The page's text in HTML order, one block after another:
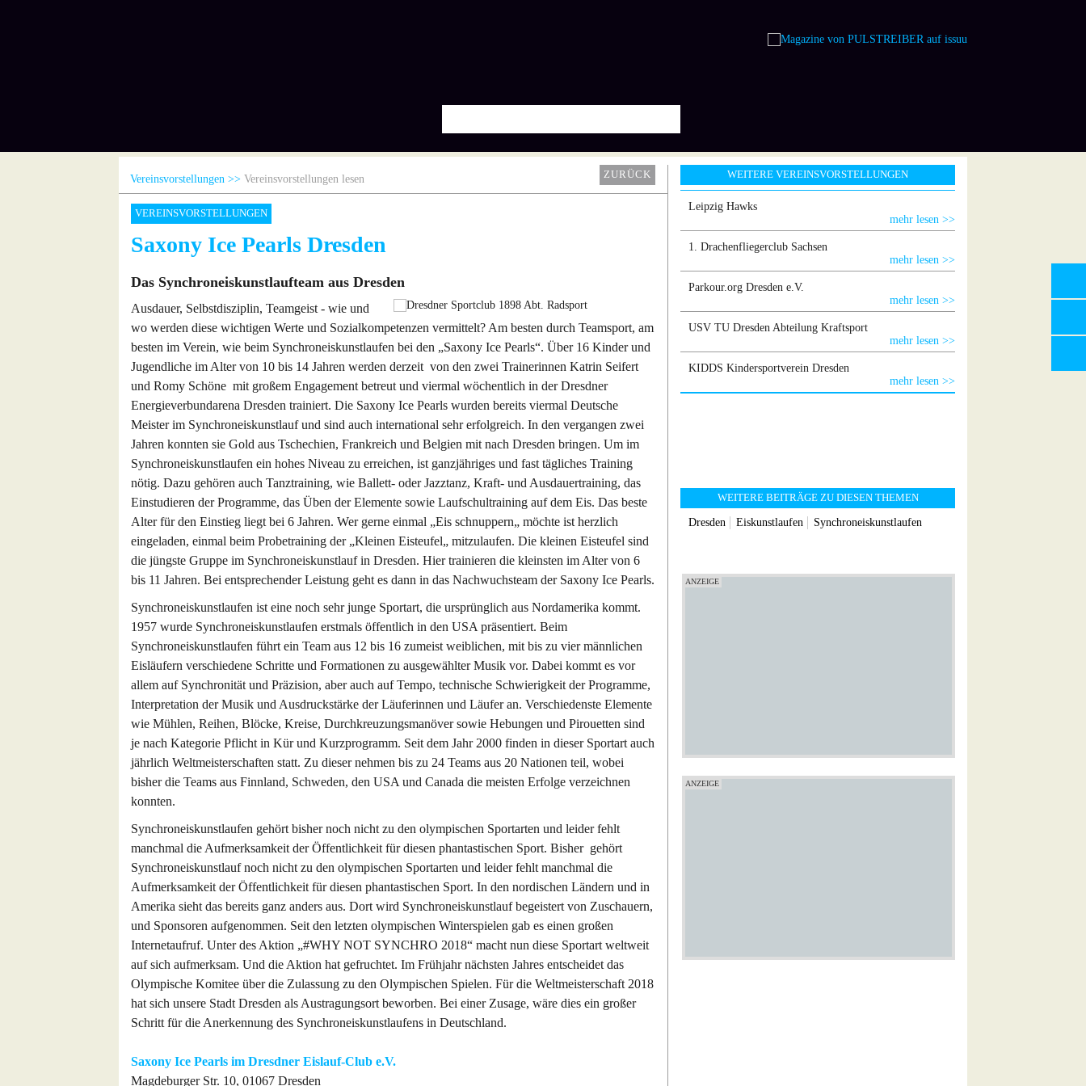
ZURÜCK
Vereinsvorstellungen Vereinsvorstellungen lesen
VEREINSVORSTELLUNGEN
Saxony Ice Pearls Dresden
Das Synchroneiskunstlaufteam aus Dresden
Ausdauer, Selbstdisziplin, Teamgeist - wie und
wo werden diese wichtigen Werte und Sozialkompetenzen vermittelt? Am besten durch Teamsport, am
besten im Verein, wie beim Synchroneiskunstlaufen bei den „Saxony Ice Pearls“. Über 16 Kinder und
Jugendliche im Alter von 10 bis 14 Jahren werden derzeit von den zwei Trainerinnen Katrin Seifert
und Romy Schöne mit großem Engagement betreut und viermal wöchentlich in der Dresdner
Energieverbundarena Dresden trainiert. Die Saxony Ice Pearls wurden bereits viermal Deutsche
Meister im Synchroneiskunstlauf und sind auch international sehr erfolgreich. In den vergangen zwei
Jahren konnten sie Gold aus Tschechien, Frankreich und Belgien mit nach Dresden bringen. Um im
Synchroneiskunstlaufen ein hohes Niveau zu erreichen, ist ganzjähriges und fast tägliches Training
nötig. Dazu gehören auch Tanztraining, wie Ballett- oder Jazztanz, Kraft- und Ausdauertraining, das
Einstudieren der Programme, das Üben der Elemente sowie Laufschultraining auf dem Eis. Das beste
Alter für den Einstieg liegt bei 6 Jahren. Wer gerne einmal „Eis schnuppern„ möchte ist herzlich
eingeladen, einmal beim Probetraining der „Kleinen Eisteufel„ mitzulaufen. Die kleinen Eisteufel sind
die jüngste Gruppe im Synchroneiskunstlauf in Dresden. Hier trainieren die kleinsten im Alter von 6
bis 11 Jahren. Bei entsprechender Leistung geht es dann in das Nachwuchsteam der Saxony Ice Pearls.
Synchroneiskunstlaufen ist eine noch sehr junge Sportart, die ursprünglich aus Nordamerika kommt.
1957 wurde Synchroneiskunstlaufen erstmals öffentlich in den USA präsentiert. Beim
Synchroneiskunstlaufen führt ein Team aus 12 bis 16 zumeist weiblichen, mit bis zu vier männlichen
Eisläufern verschiedene Schritte und Formationen zu ausgewählter Musik vor. Dabei kommt es vor
allem auf Synchronität und Präzision, aber auch auf Tempo, technische Schwierigkeit der Programme,
Interpretation der Musik und Ausdruckstärke der Läuferinnen und Läufer an. Verschiedenste Elemente
wie Mühlen, Reihen, Blöcke, Kreise, Durchkreuzungsmanöver sowie Hebungen und Pirouetten sind
je nach Kategorie Pflicht in Kür und Kurzprogramm. Seit dem Jahr 2000 finden in dieser Sportart auch
jährlich Weltmeisterschaften statt. Zu dieser nehmen bis zu 24 Teams aus 20 Nationen teil, wobei
bisher die Teams aus Finnland, Schweden, den USA und Canada die meisten Erfolge verzeichnen
konnten.
Synchroneiskunstlaufen gehört bisher noch nicht zu den olympischen Sportarten und leider fehlt
manchmal die Aufmerksamkeit der Öffentlichkeit für diesen phantastischen Sport. Bisher gehört
Synchroneiskunstlauf noch nicht zu den olympischen Sportarten und leider fehlt manchmal die
Aufmerksamkeit der Öffentlichkeit für diesen phantastischen Sport. In den nordischen Ländern und in
Amerika sieht das bereits ganz anders aus. Dort wird Synchroneiskunstlauf begeistert von Zuschauern,
und Sponsoren aufgenommen. Seit den letzten olympischen Winterspielen gab es einen großen
Internetaufruf. Unter des Aktion „#WHY NOT SYNCHRO 2018“ macht nun diese Sportart weltweit
auf sich aufmerksam. Und die Aktion hat gefruchtet. Im Frühjahr nächsten Jahres entscheidet das
Olympische Komitee über die Zulassung zu den Olympischen Spielen. Für die Weltmeisterschaft 2018
hat sich unsere Stadt Dresden als Austragungsort beworben. Bei einer Zusage, wäre dies ein großer
Schritt für die Anerkennung des Synchroneiskunstlaufens in Deutschland.
Saxony Ice Pearls im Dresdner Eislauf-Club e.V.
Magdeburger Str. 10, 01067 Dresden
WEITERE BEITRÄGE ZU DIESEN THEMEN
Dresden Eiskunstlaufen Synchroneiskunstlaufen
WEITERE VEREINSVORSTELLUNGEN
Leipzig Hawks
mehr lesen >>
1. Drachenfliegerclub Sachsen
mehr lesen >>
Parkour.org Dresden e.V.
mehr lesen >>
USV TU Dresden Abteilung Kraftsport
mehr lesen >>
KIDDS Kindersportverein Dresden
mehr lesen >>